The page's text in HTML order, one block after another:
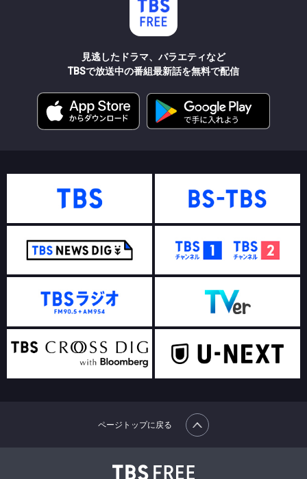
見逃したドラマ、バラエティなど
TBSで放送中の番組最新話を無料で配信
ページトップに戻る